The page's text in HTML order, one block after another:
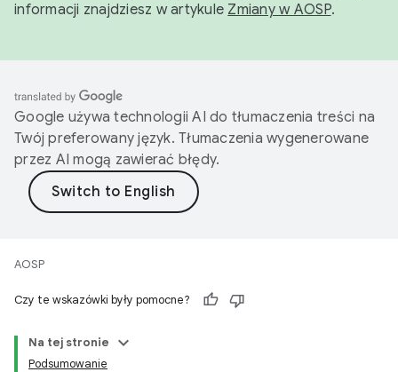
informacji znajdziesz w artykule Zmiany w AOSP.
Google używa technologii AI do tłumaczenia treści na
Twój preferowany język. Tłumaczenia wygenerowane
przez AI mogą zawierać błędy.
AOSP
Czy te wskazówki były pomocne?
Na tej stronie
Podsumowanie